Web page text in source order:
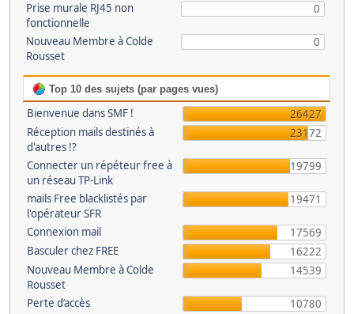
Prise murale RJ45 non
fonctionnelle
0
Nouveau Membre à Colde
Rousset
0
Top 10 des sujets (par pages vues)
Bienvenue dans SMF !
26427
Réception mails destinés à
d'autres !?
23172
Connecter un répéteur free à
un réseau TP-Link
19799
mails Free blacklistés par
l'opérateur SFR
19471
Connexion mail
17569
Basculer chez FREE
16222
Nouveau Membre à Colde
Rousset
14539
Perte d’accès
10780